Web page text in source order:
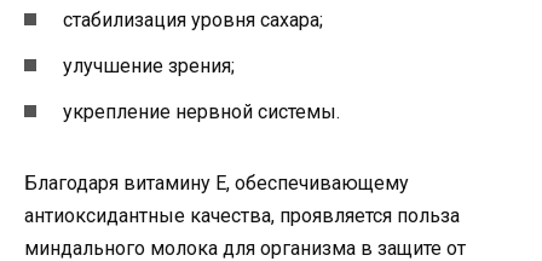
стабилизация уровня сахара;
улучшение зрения;
укрепление нервной системы.
Благодаря витамину E, обеспечивающему
антиоксидантные качества, проявляется польза
миндального молока для организма в защите от